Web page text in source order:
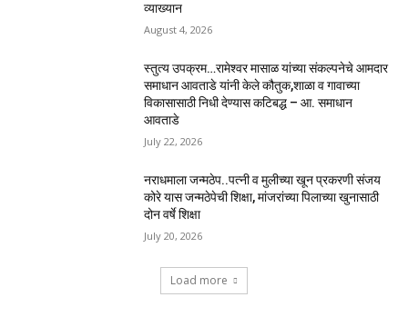
व्याख्यान
August 4, 2026
स्तुत्य उपक्रम…रामेश्वर मासाळ यांच्या संकल्पनेचे आमदार
समाधान आवताडे यांनी केले कौतुक,शाळा व गावाच्या
विकासासाठी निधी देण्यास कटिबद्ध – आ. समाधान
आवताडे
July 22, 2026
नराधमाला जन्मठेप..पत्नी व मुलीच्या खून प्रकरणी संजय
कोरे यास जन्मठेपेची शिक्षा, मांजरांच्या पिलाच्या खुनासाठी
दोन वर्षे शिक्षा
July 20, 2026
Load more